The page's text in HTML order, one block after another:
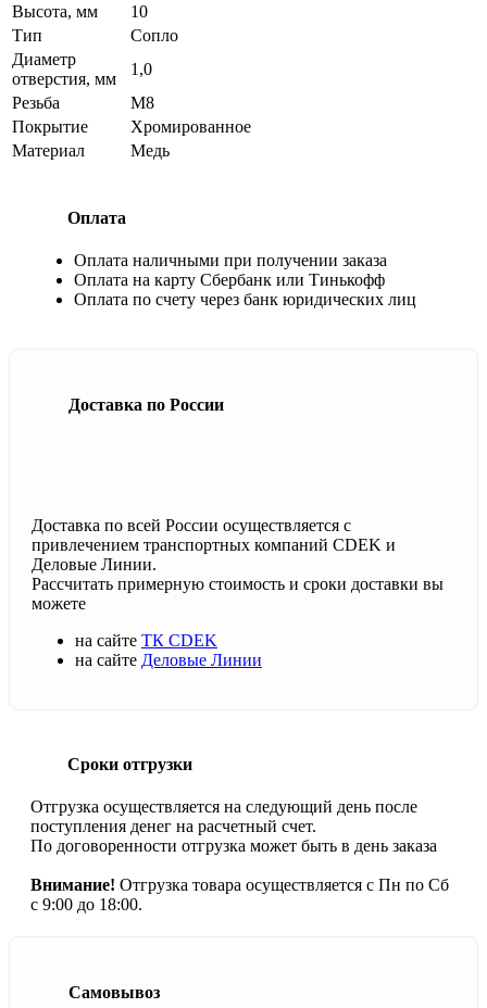
Высота, мм
10
Тип
Сопло
Диаметр
отверстия, мм
1,0
Резьба
М8
Покрытие
Хромированное
Материал
Медь
Оплата
Оплата наличными при получении заказа
Оплата на карту Сбербанк или Тинькофф
Оплата по счету через банк юридических лиц
Доставка по России
Доставка по всей России осуществляется с
привлечением транспортных компаний CDEK и
Деловые Линии.
Рассчитать примерную стоимость и сроки доставки вы
можете
на сайте ТК CDEK
на сайте Деловые Линии
Сроки отгрузки
Отгрузка осуществляется на следующий день после
поступления денег на расчетный счет.
По договоренности отгрузка может быть в день заказа
Внимание! Отгрузка товара осуществляется с Пн по Сб
с 9:00 до 18:00.
Самовывоз